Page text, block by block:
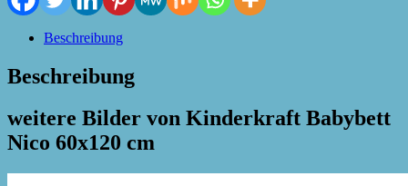
Beschreibung
Beschreibung
weitere Bilder von Kinderkraft Babybett
Nico 60x120 cm